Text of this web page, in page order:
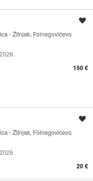
- Žitnjak, Folnegovićevo
150 €
- Žitnjak, Folnegovićevo
20 €